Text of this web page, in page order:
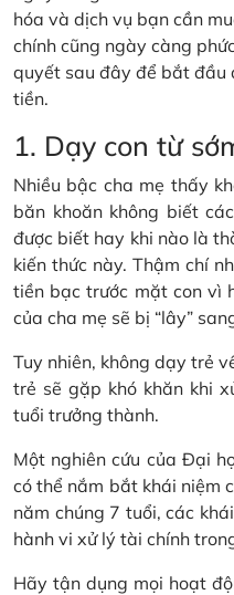
hóa và dịch vụ bạn cần
chính cũng ngày càng
quyết sau đây để bắt đầu
tiền.
1. Dạy con từ
Nhiều bậc cha mẹ thấy
băn khoăn không biết
được biết hay khi nào là
kiến thức này. Thậm chí
tiền bạc trước mặt con vì
của cha mẹ sẽ bị “lây”
Tuy nhiên, không dạy trẻ
trẻ sẽ gặp khó khăn khi
tuổi trưởng thành.
Một nghiên cứu của Đại
có thể nắm bắt khái niệm
năm chúng 7 tuổi, các
hành vi xử lý tài chính
Hãy tận dụng mọi hoạt